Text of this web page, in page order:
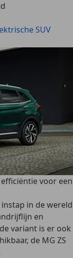
SUV
voor een
in de wereld
en
variant is er ook
de MG ZS